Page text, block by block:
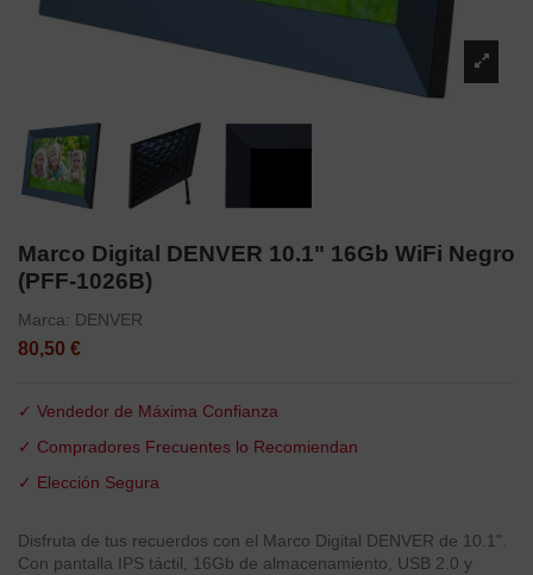
Marco Digital DENVER 10.1" 16Gb WiFi Negro
(PFF-1026B)
Marca: DENVER
80,50 €
✓ Vendedor de Máxima Confianza
✓ Compradores Frecuentes lo Recomiendan
✓ Elección Segura
Disfruta de tus recuerdos con el Marco Digital DENVER de 10.1".
Con pantalla IPS táctil, 16Gb de almacenamiento, USB 2.0 y